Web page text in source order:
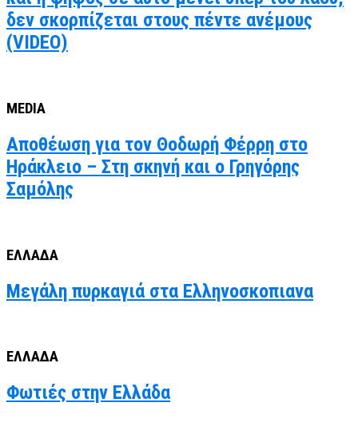
δεν σκορπίζεται στους πέντε ανέμους
(VIDEO)
MEDIA
Αποθέωση για τον Θοδωρή Φέρρη στο
Ηράκλειο – Στη σκηνή και ο Γρηγόρης
Σαμόλης
ΕΛΛΑΔΑ
Μεγάλη πυρκαγιά στα Ελληνοσκοπιανα
ΕΛΛΑΔΑ
Φωτιές στην Ελλάδα